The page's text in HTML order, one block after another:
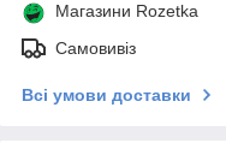
Магазини Rozetka
Самовивіз
Всі умови доставки